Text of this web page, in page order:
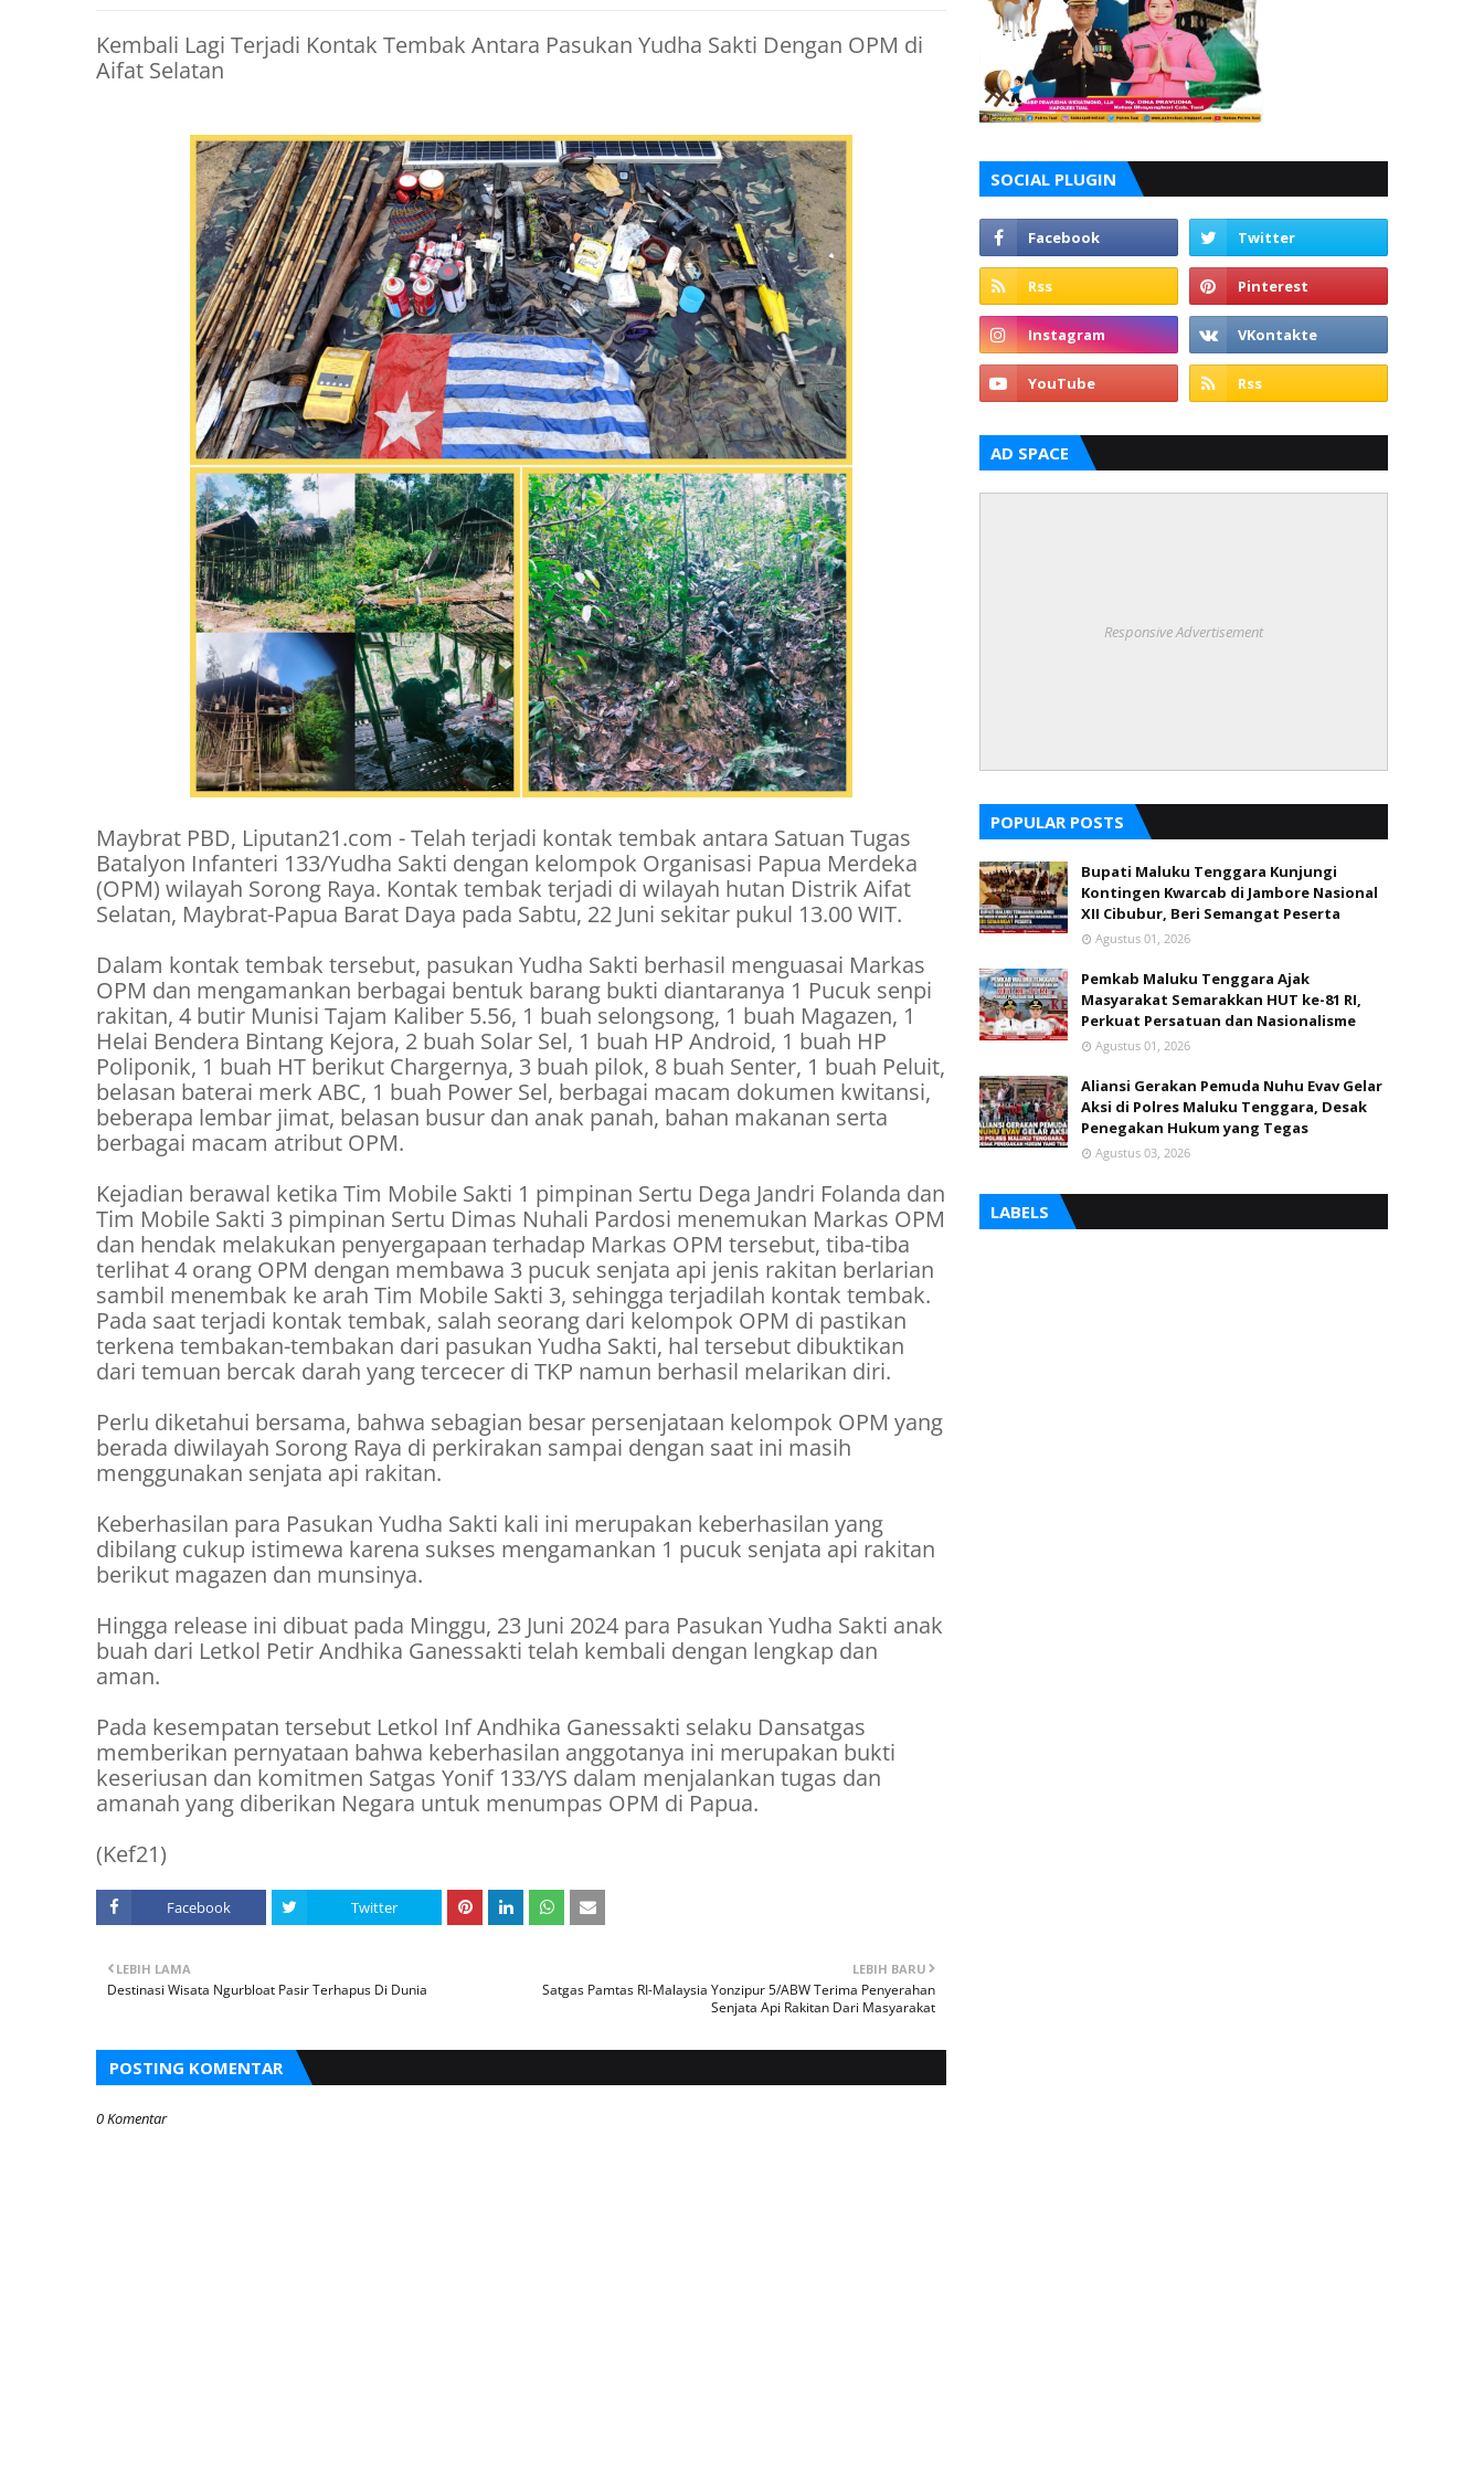
Kembali Lagi Terjadi Kontak Tembak Antara Pasukan Yudha Sakti Dengan OPM di
Aifat Selatan
Maybrat PBD, Liputan21.com - Telah terjadi kontak tembak antara Satuan Tugas
Batalyon Infanteri 133/Yudha Sakti dengan kelompok Organisasi Papua Merdeka
(OPM) wilayah Sorong Raya. Kontak tembak terjadi di wilayah hutan Distrik Aifat
Selatan, Maybrat-Papua Barat Daya pada Sabtu, 22 Juni sekitar pukul 13.00 WIT.
Dalam kontak tembak tersebut, pasukan Yudha Sakti berhasil menguasai Markas
OPM dan mengamankan berbagai bentuk barang bukti diantaranya 1 Pucuk senpi
rakitan, 4 butir Munisi Tajam Kaliber 5.56, 1 buah selongsong, 1 buah Magazen, 1
Helai Bendera Bintang Kejora, 2 buah Solar Sel, 1 buah HP Android, 1 buah HP
Poliponik, 1 buah HT berikut Chargernya, 3 buah pilok, 8 buah Senter, 1 buah Peluit,
belasan baterai merk ABC, 1 buah Power Sel, berbagai macam dokumen kwitansi,
beberapa lembar jimat, belasan busur dan anak panah, bahan makanan serta
berbagai macam atribut OPM.
Kejadian berawal ketika Tim Mobile Sakti 1 pimpinan Sertu Dega Jandri Folanda dan
Tim Mobile Sakti 3 pimpinan Sertu Dimas Nuhali Pardosi menemukan Markas OPM
dan hendak melakukan penyergapaan terhadap Markas OPM tersebut, tiba-tiba
terlihat 4 orang OPM dengan membawa 3 pucuk senjata api jenis rakitan berlarian
sambil menembak ke arah Tim Mobile Sakti 3, sehingga terjadilah kontak tembak.
Pada saat terjadi kontak tembak, salah seorang dari kelompok OPM di pastikan
terkena tembakan-tembakan dari pasukan Yudha Sakti, hal tersebut dibuktikan
dari temuan bercak darah yang tercecer di TKP namun berhasil melarikan diri.
Perlu diketahui bersama, bahwa sebagian besar persenjataan kelompok OPM yang
berada diwilayah Sorong Raya di perkirakan sampai dengan saat ini masih
menggunakan senjata api rakitan.
Keberhasilan para Pasukan Yudha Sakti kali ini merupakan keberhasilan yang
dibilang cukup istimewa karena sukses mengamankan 1 pucuk senjata api rakitan
berikut magazen dan munsinya.
Hingga release ini dibuat pada Minggu, 23 Juni 2024 para Pasukan Yudha Sakti anak
buah dari Letkol Petir Andhika Ganessakti telah kembali dengan lengkap dan
aman.
Pada kesempatan tersebut Letkol Inf Andhika Ganessakti selaku Dansatgas
memberikan pernyataan bahwa keberhasilan anggotanya ini merupakan bukti
keseriusan dan komitmen Satgas Yonif 133/YS dalam menjalankan tugas dan
amanah yang diberikan Negara untuk menumpas OPM di Papua.
(Kef21)
Facebook Twitter
LEBIH BARU
Satgas Pamtas RI-Malaysia Yonzipur 5/ABW Terima Penyerahan
Senjata Api Rakitan Dari Masyarakat
LEBIH LAMA
Destinasi Wisata Ngurbloat Pasir Terhapus Di Dunia
POSTING KOMENTAR
0 Komentar
SOCIAL PLUGIN
AD SPACE
Responsive Advertisement
POPULAR POSTS
Bupati Maluku Tenggara Kunjungi
Kontingen Kwarcab di Jambore Nasional
XII Cibubur, Beri Semangat Peserta
Agustus 01, 2026
Pemkab Maluku Tenggara Ajak
Masyarakat Semarakkan HUT ke-81 RI,
Perkuat Persatuan dan Nasionalisme
Agustus 01, 2026
Aliansi Gerakan Pemuda Nuhu Evav Gelar
Aksi di Polres Maluku Tenggara, Desak
Penegakan Hukum yang Tegas
Agustus 03, 2026
LABELS